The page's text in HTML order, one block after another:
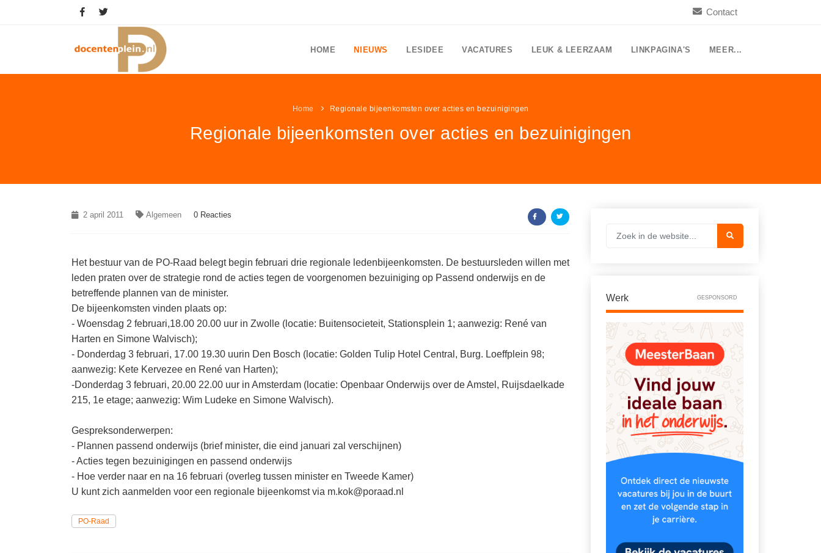
Contact
HOME NIEUWS LESIDEE VACATURES LEUK & LEERZAAM LINKPAGINA'S MEER...
Home Regionale bijeenkomsten over acties en bezuinigingen
Regionale bijeenkomsten over acties en bezuinigingen
2 april 2011 Algemeen 0 Reacties
Het bestuur van de PO-Raad belegt begin februari drie regionale ledenbijeenkomsten. De bestuursleden willen met
leden praten over de strategie rond de acties tegen de voorgenomen bezuiniging op Passend onderwijs en de
betreffende plannen van de minister.
De bijeenkomsten vinden plaats op:
- Woensdag 2 februari,18.00 20.00 uur in Zwolle (locatie: Buitensocieteit, Stationsplein 1; aanwezig: René van
Harten en Simone Walvisch);
- Donderdag 3 februari, 17.00 19.30 uurin Den Bosch (locatie: Golden Tulip Hotel Central, Burg. Loeffplein 98;
aanwezig: Kete Kervezee en René van Harten);
-Donderdag 3 februari, 20.00 22.00 uur in Amsterdam (locatie: Openbaar Onderwijs over de Amstel, Ruijsdaelkade
215, 1e etage; aanwezig: Wim Ludeke en Simone Walvisch).
Gespreksonderwerpen:
- Plannen passend onderwijs (brief minister, die eind januari zal verschijnen)
- Acties tegen bezuinigingen en passend onderwijs
- Hoe verder naar en na 16 februari (overleg tussen minister en Tweede Kamer)
U kunt zich aanmelden voor een regionale bijeenkomst via m.kok@poraad.nl
PO-Raad
Werk GESPONSORD